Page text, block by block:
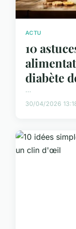
ACTU
10
diabète
...
30/04/2026